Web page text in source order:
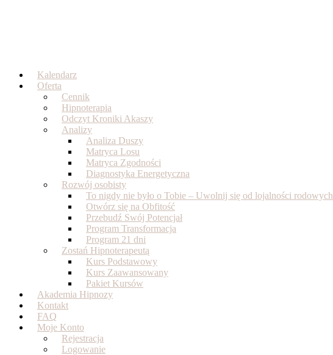
Kalendarz
Oferta
Cennik
Hipnoterapia
Odczyt Kroniki Akaszy
Analizy
Analiza Duszy
Matryca Losu
Matryca Zgodności
Diagnostyka Energetyczna
Rozwój osobisty
To nigdy nie było o Tobie – Uwolnij się od lojalności rodowych
Otwórz się na Obfitość
Przebudź Swój Potencjał
Program Transformacja
Program 21 dni
Zostań Hipnoterapeutą
Kurs Podstawowy
Kurs Zaawansowany
Pakiet Kursów
Akademia Hipnozy
Kontakt
FAQ
Moje Konto
Rejestracja
Logowanie